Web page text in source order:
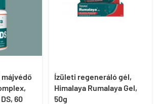
60
Ízületi regeneráló gél,
Himalaya Rumalaya Gel,
50g